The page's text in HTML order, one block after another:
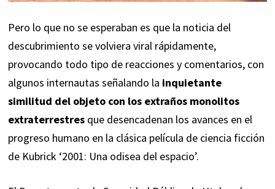
Pero lo que no se esperaban es que la noticia del
descubrimiento se volviera viral rápidamente,
provocando todo tipo de reacciones y comentarios, con
algunos internautas señalando la inquietante
similitud del objeto con los extraños monolitos
extraterrestresque desencadenan los avances en el
progreso humano en la clásica película de ciencia ficción
de Kubrick ‘2001: Una odisea del espacio’.